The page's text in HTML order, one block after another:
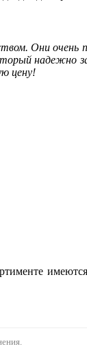
Они очень
цену!